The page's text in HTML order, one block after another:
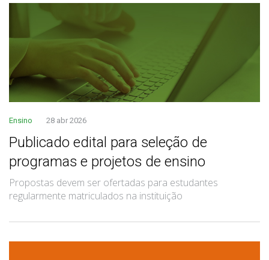
Ensino 28 abr 2026
Publicado edital para seleção de
programas e projetos de ensino
Propostas devem ser ofertadas para estudantes
regularmente matriculados na instituição